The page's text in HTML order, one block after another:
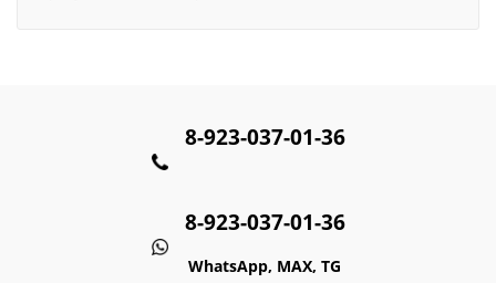
8-923-037-01-36
8-923-037-01-36
WhatsApp, MAX, TG